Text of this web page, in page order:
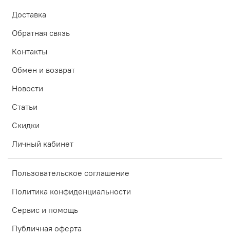
Доставка
Обратная связь
Контакты
Обмен и возврат
Новости
Статьи
Скидки
Личный кабинет
Пользовательское соглашение
Политика конфиденциальности
Сервис и помощь
Публичная оферта